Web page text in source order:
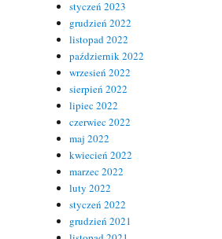
styczeń 2023
grudzień 2022
listopad 2022
październik 2022
wrzesień 2022
sierpień 2022
lipiec 2022
czerwiec 2022
maj 2022
kwiecień 2022
marzec 2022
luty 2022
styczeń 2022
grudzień 2021